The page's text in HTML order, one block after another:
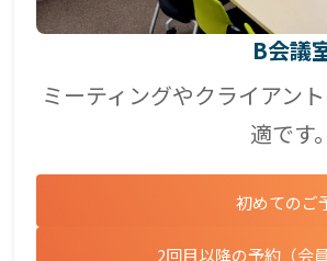
B会議
ミーティングやクライアン
適です。
初めてのご
2回目以降の予約（会